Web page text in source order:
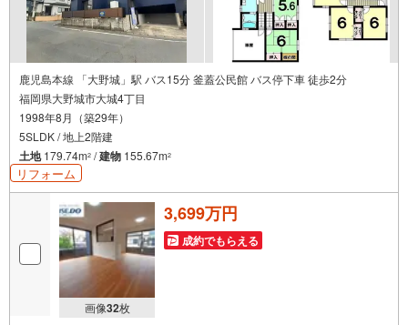
鹿児島本線 「大野城」駅 バス15分 釜蓋公民館 バス停下車 徒歩2分
福岡県大野城市大城4丁目
1998年8月（築29年）
5SLDK / 地上2階建
土地179.74m2 /建物 155.67m2
リフォーム
画像32枚
3,699万円
成約でもらえる